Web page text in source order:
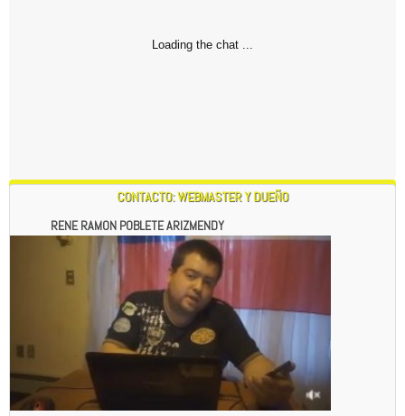
Loading the chat ...
CONTACTO: WEBMASTER Y DUEÑO
RENE RAMON POBLETE ARIZMENDY